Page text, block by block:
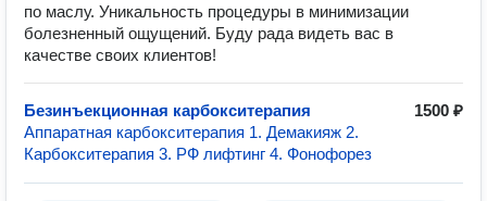
по маслу. Уникальность процедуры в минимизации
болезненный ощущений. Буду рада видеть вас в
качестве своих клиентов!
Безинъекционная карбокситерапия
1500 ₽
Аппаратная карбокситерапия 1. Демакияж 2.
Карбокситерапия 3. РФ лифтинг 4. Фонофорез